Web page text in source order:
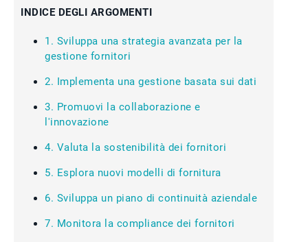
INDICE DEGLI ARGOMENTI
1. Sviluppa una strategia avanzata per la
gestione fornitori
2. Implementa una gestione basata sui dati
3. Promuovi la collaborazione e
l'innovazione
4. Valuta la sostenibilità dei fornitori
5. Esplora nuovi modelli di fornitura
6. Sviluppa un piano di continuità aziendale
7. Monitora la compliance dei fornitori